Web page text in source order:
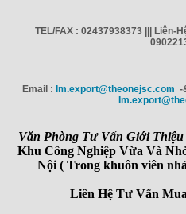
TEL/FAX : 02437938373 ||| Liên-
Email : Im.export@theonejsc.com -
Văn Phòng Tư Vấn Giới Thiệu
Khu Công Nghiệp Vừa Và
Nội ( Trong khuôn viên
Liên Hệ Tư Vấn